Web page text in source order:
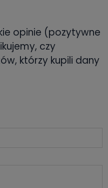
opinie (pozytywne
czy
którzy kupili dany